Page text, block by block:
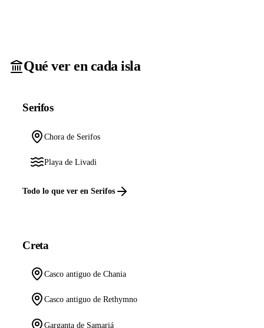
Qué ver en cada isla
Serifos
Chora de Serifos
Playa de Livadi
Todo lo que ver en Serifos
Creta
Casco antiguo de Chania
Casco antiguo de Rethymno
Garganta de Samariá